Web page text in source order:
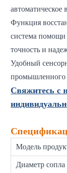
автоматическое
Функция
система
точность и
Удобный
промышленного
Свяжитесь с
Модель
Диаметр сопла